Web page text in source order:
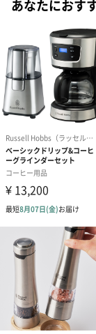
優れた機能性
・一人の気軽なコ
テーブルにぴった
カラフェには淹
もてなしにも便利
で、使い捨てのペ
す。
・スイッチを入れ
と延長機能を使
・タイマー機能が
室においての目覚
あなたにおす